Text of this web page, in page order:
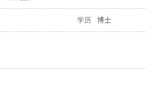
学历 博士